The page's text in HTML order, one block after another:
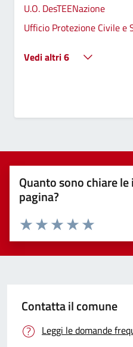
U.O. DesTEENazione
Ufficio Protezione Civile e
Vedi altri 6
Quanto sono chiare
pagina?
Valuta 5
Valuta 4 stelle
Valuta 3 stelle su 5
Valuta 2 stelle su 5
Valuta 1 stelle su 5
Contatta il comune
Leggi le domande